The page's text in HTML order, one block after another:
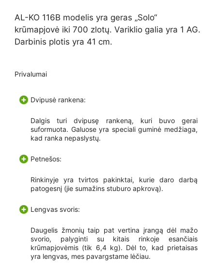
AL-KO 116B modelis yra geras „Solo“
krūmapjovė iki 700 zlotų. Variklio galia yra 1 AG.
Darbinis plotis yra 41 cm.
Privalumai
Dvipusė rankena:
Dalgis turi dvipusę rankeną, kuri buvo gerai
suformuota. Galuose yra speciali guminė medžiaga,
kad ranka nepaslystų.
Petnešos:
Rinkinyje yra tvirtos pakinktai, kurie daro darbą
patogesnį (jie sumažins stuburo apkrovą).
Lengvas svoris:
Daugelis žmonių taip pat vertina įrangą dėl mažo
svorio, palyginti su kitais rinkoje esančiais
krūmapjovėmis (tik 6,4 kg). Dėl to, kad prietaisas
yra lengvas, mes pavargstame lėčiau.